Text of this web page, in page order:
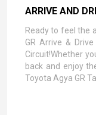
ARRIVE AND
Ready to feel the
GR Arrive &
Circuit!Whether
back and enjoy
Toyota Agya GR